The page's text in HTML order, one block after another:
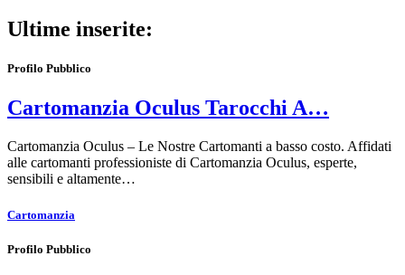
Ultime inserite:
Profilo Pubblico
Cartomanzia Oculus Tarocchi A…
Cartomanzia Oculus – Le Nostre Cartomanti a basso costo. Affidati
alle cartomanti professioniste di Cartomanzia Oculus, esperte,
sensibili e altamente…
Cartomanzia
Profilo Pubblico